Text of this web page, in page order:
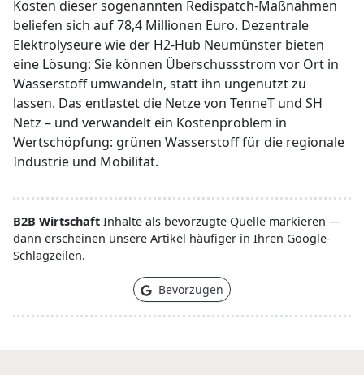
Kosten dieser sogenannten Redispatch-Maßnahmen
beliefen sich auf 78,4 Millionen Euro. Dezentrale
Elektrolyseure wie der H2-Hub Neumünster bieten
eine Lösung: Sie können Überschussstrom vor Ort in
Wasserstoff umwandeln, statt ihn ungenutzt zu
lassen. Das entlastet die Netze von TenneT und SH
Netz – und verwandelt ein Kostenproblem in
Wertschöpfung: grünen Wasserstoff für die regionale
Industrie und Mobilität.
B2B Wirtschaft Inhalte als bevorzugte Quelle markieren —
dann erscheinen unsere Artikel häufiger in Ihren Google-
Schlagzeilen.
Bevorzugen